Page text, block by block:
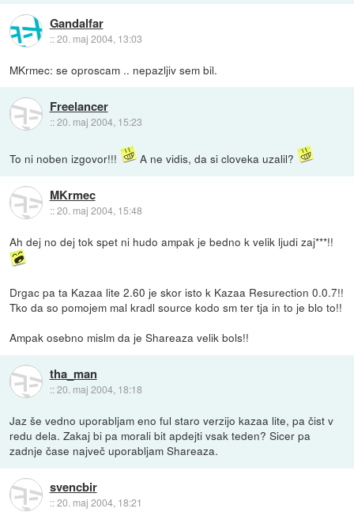
Gandalfar
::20. maj 2004, 13:03
MKrmec: se oproscam .. nepazljiv sem bil.
Freelancer
::20. maj 2004, 15:23
To ni noben izgovor!!! A ne vidis, da si cloveka uzalil?
MKrmec
::20. maj 2004, 15:48
Ah dej no dej tok spet ni hudo ampak je bedno k velik ljudi zaj***!!
Drgac pa ta Kazaa lite 2.60 je skor isto k Kazaa Resurection 0.0.7!!
Tko da so pomojem mal kradl source kodo sm ter tja in to je blo to!!
Ampak osebno mislm da je Shareaza velik bols!!
tha_man
::20. maj 2004, 18:18
Jaz še vedno uporabljam eno ful staro verzijo kazaa lite, pa čist v
redu dela. Zakaj bi pa morali bit apdejti vsak teden? Sicer pa
zadnje čase največ uporabljam Shareaza.
svencbir
::20. maj 2004, 18:21